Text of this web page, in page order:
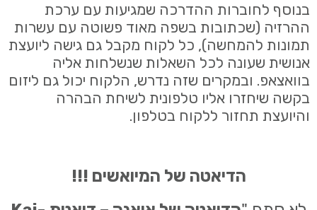
בנוסף לחוברות ההדרכה שמגיעות עם ערכת
ההרזיה (שכתובות בשפה מאוד פשוטה עם עשרות
תמונות להמחשה), כל לקוח מקבל גם גישה ליועצת
אנושית שעונה לכל השאלות שנשלחות אליה
בוואצאפ. ובמקרים שזה נדרש, הלקוח יכול גם ליזום
בקשה שיחזרו אליו טלפונית לשיחת הבהרה
והיועצת תחזור ללקוח בטלפון.
הדיאטה של המיואשים !!!